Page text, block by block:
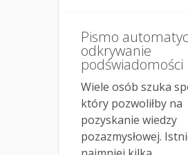
Pismo
odkrywanie
podświadomości
Wiele osób szuka
który pozwoliłby na
pozyskanie wiedzy
pozazmysłowej.